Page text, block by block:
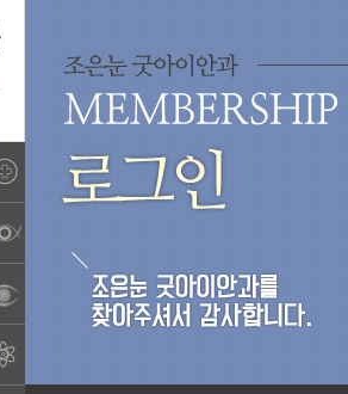
Brand Story
굿아이안과의 차별화
안전관리&멸균소독